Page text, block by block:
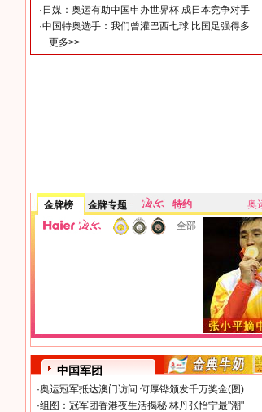
· 日媒：奥运有助中国申办世界杯 成日本竞争对手
·中国特奥选手：我们曾灌巴西七球 比国足强得多
更多>>
金牌榜 金牌专题 特约
奥
全部
中国军团
·奥运冠军抵达澳门访问 何厚铧颁发千万奖金(图)
·组图：冠军团香港夜生活揭秘 林丹张怡宁最"潮"